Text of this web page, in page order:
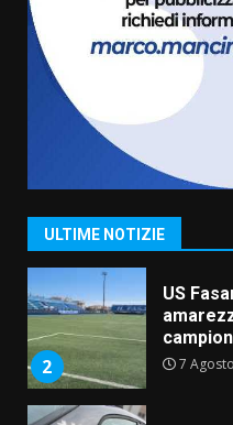
ULTIME NOTIZIE
La
6
1
“I
2
US
7